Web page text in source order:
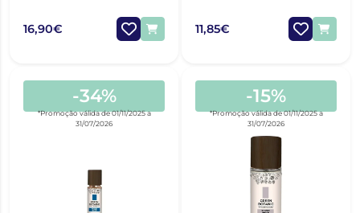
NATAL 2025
16,90€
SENHORA 150ML
11,85€
-34%
*Promoção válida de 01/11/2025 a
31/07/2026
-15%
*Promoção válida de 01/11/2025 a
31/07/2026